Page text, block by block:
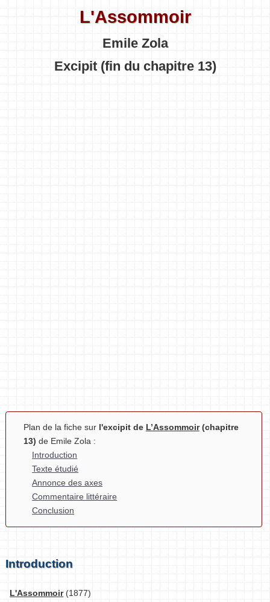
L'Assommoir
Emile Zola
Excipit (fin du chapitre 13)
Plan de la fiche sur l'excipit de L’Assommoir(chapitre
13) de Emile Zola :
Introduction
Texte étudié
Annonce des axes
Commentaire littéraire
Conclusion
Introduction
L'Assommoir(1877)